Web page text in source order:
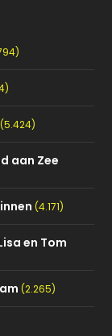
(5.424)
aan Zee
(4.171)
en Tom
(2.265)